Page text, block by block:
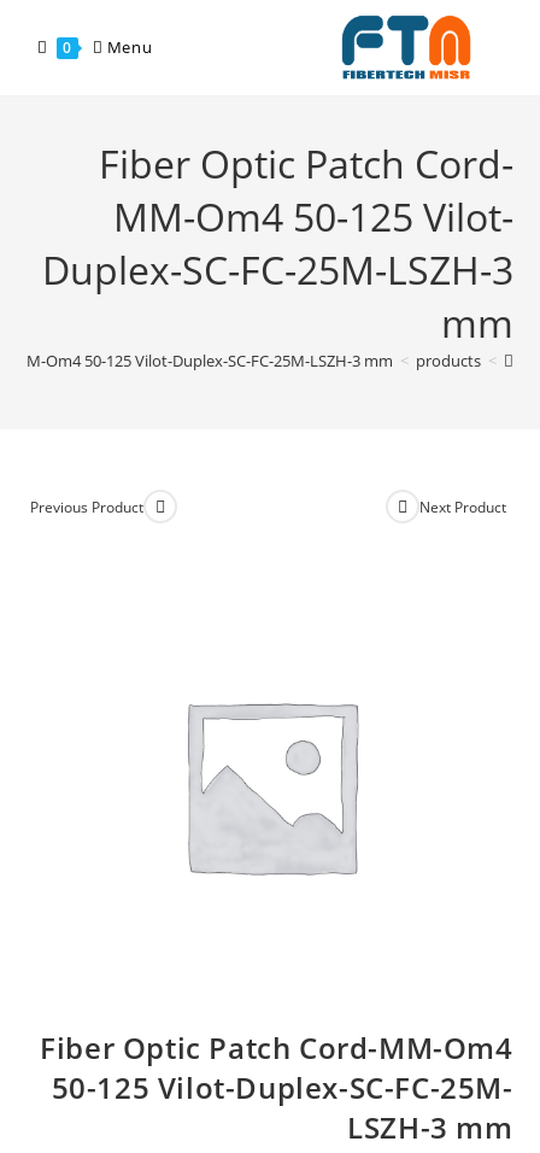
0 Menu
Fiber Optic Patch Cord-
MM-Om4 50-125 Vilot-
Duplex-SC-FC-25M-LSZH-3
mm
>
products
>
MM-Om4 50-125 Vilot-Duplex-SC-FC-25M-LSZH-3 mm
Previous Product Next Product
Fiber Optic Patch Cord-MM-Om4
50-125 Vilot-Duplex-SC-FC-25M-
LSZH-3 mm